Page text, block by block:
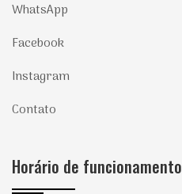
WhatsApp
Facebook
Instagram
Contato
Horário de funcionamento